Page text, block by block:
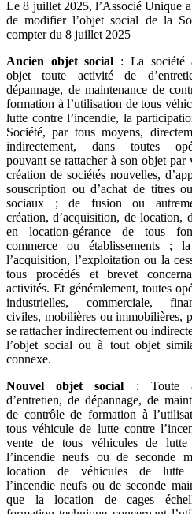
Le 8 juillet 2025, l’Associé Unique
de modifier l’objet social de la
compter du 8 juillet 2025
Ancien objet social : La société
objet toute activité de
dépannage, de maintenance de
formation à l’utilisation de tous
lutte contre l’incendie, la
Société, par tous moyens,
indirectement, dans toutes
pouvant se rattacher à son objet par
création de sociétés nouvelles,
souscription ou d’achat de titres
sociaux ; de fusion ou
création, d’acquisition, de location,
en location-gérance de tous
commerce ou établissements ;
l’acquisition, l’exploitation ou la
tous procédés et brevet
activités. Et généralement, toutes
industrielles, commerciale,
civiles, mobilières ou immobilières,
se rattacher indirectement ou
l’objet social ou à tout objet
connexe.
Nouvel objet social : Toute
d’entretien, de dépannage, de
de contrôle de formation à
tous véhicule de lutte contre
vente de tous véhicules de lutte
l’incendie neufs ou de seconde
location de véhicules de lutte
l’incendie neufs ou de seconde
que la location de cages